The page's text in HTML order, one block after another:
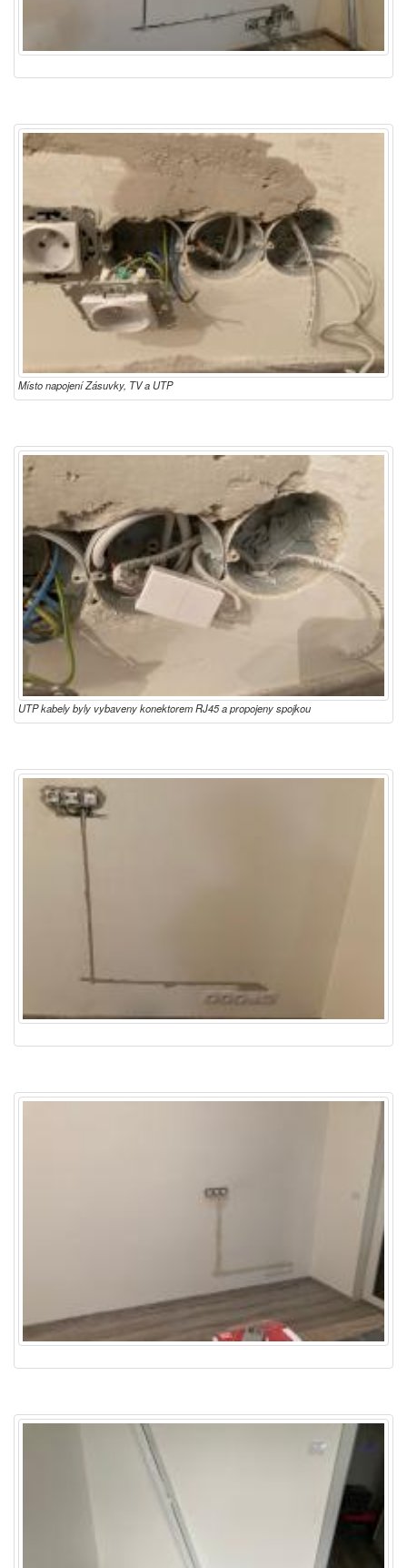
Místo napojení Zásuvky, TV a UTP
UTP kabely byly vybaveny konektorem RJ45 a propojeny spojkou